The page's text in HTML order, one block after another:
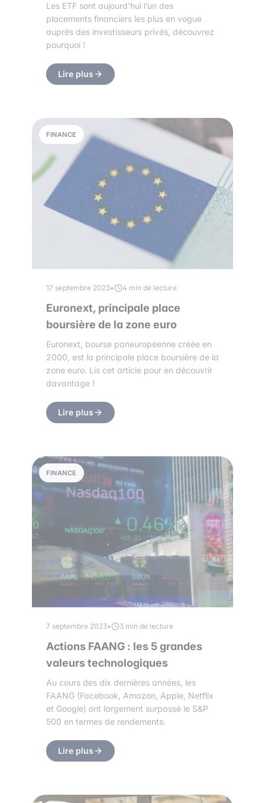
Les ETF sont aujourd’hui l’un des
placements financiers les plus en vogue
auprès des investisseurs privés, découvrez
pourquoi !
Lire plus
FINANCE
17 septembre 2023• 4 min de lecture
Euronext, principale place
boursière de la zone euro
Euronext, bourse paneuropéenne créée en
2000, est la principale place boursière de la
zone euro. Lis cet article pour en découvrir
davantage !
Lire plus
FINANCE
7 septembre 2023• 3 min de lecture
Actions FAANG : les 5 grandes
valeurs technologiques
Au cours des dix dernières années, les
FAANG (Facebook, Amazon, Apple, Netflix
et Google) ont largement surpassé le S&P
500 en termes de rendements.
Lire plus